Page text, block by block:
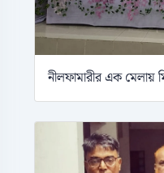
নীলফামারীর এক মেলায়